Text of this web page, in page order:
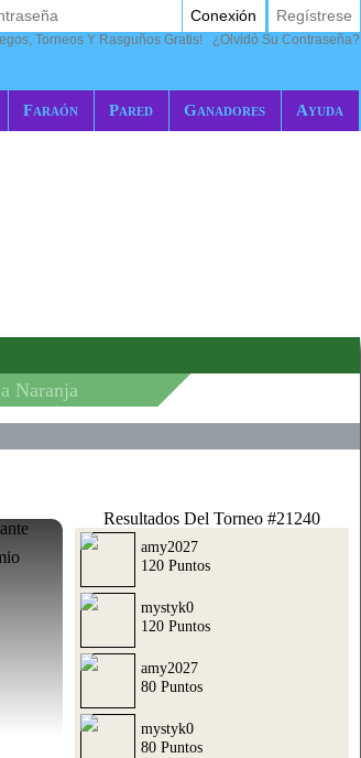
Faraón Pared Ganadores Ayuda
Conexión Regístrese
Torneos Y Rasguños Gratis! ¿Olvidó Su Contraseña?
Naranja
Resultados Del Torneo #21240
amy2027
120 Puntos
mystyk0
120 Puntos
amy2027
80 Puntos
mystyk0
80 Puntos